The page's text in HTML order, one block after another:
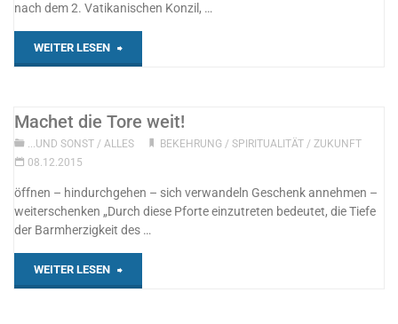
nach dem 2. Vatikanischen Konzil, …
WEITER LESEN "charismatisch"
Machet die Tore weit!
...UND SONST / ALLES BEKEHRUNG / SPIRITUALITÄT/ ZUKUNFT
08.12.2015
öffnen – hindurchgehen – sich verwandeln Geschenk annehmen –
weiterschenken „Durch diese Pforte einzutreten bedeutet, die Tiefe
der Barmherzigkeit des …
WEITER LESEN "Machet